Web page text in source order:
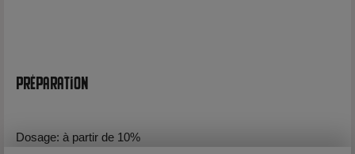
Préparation
Dosage: à partir de 10%